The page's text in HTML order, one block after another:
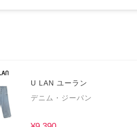
U LAN ユーラン
デニム・ジーパン